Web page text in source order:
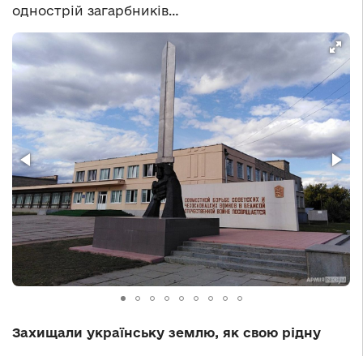
однострій загарбників…
Захищали українську землю, як свою рідну